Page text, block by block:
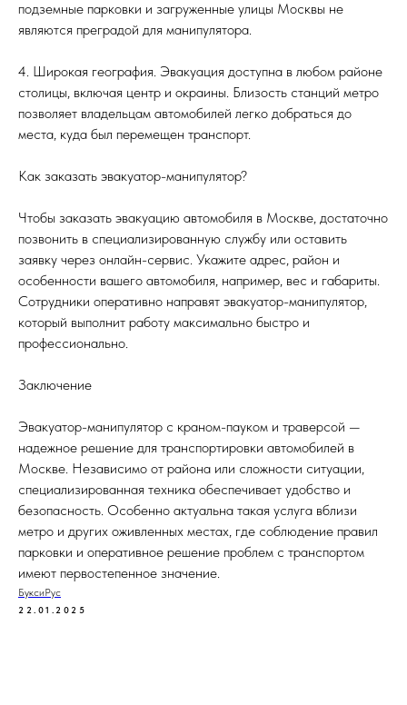
подземные парковки и загруженные улицы Москвы не
являются преградой для манипулятора.
4. Широкая география. Эвакуация доступна в любом районе
столицы, включая центр и окраины. Близость станций метро
позволяет владельцам автомобилей легко добраться до
места, куда был перемещен транспорт.
Как заказать эвакуатор-манипулятор?
Чтобы заказать эвакуацию автомобиля в Москве, достаточно
позвонить в специализированную службу или оставить
заявку через онлайн-сервис. Укажите адрес, район и
особенности вашего автомобиля, например, вес и габариты.
Сотрудники оперативно направят эвакуатор-манипулятор,
который выполнит работу максимально быстро и
профессионально.
Заключение
Эвакуатор-манипулятор с краном-пауком и траверсой —
надежное решение для транспортировки автомобилей в
Москве. Независимо от района или сложности ситуации,
специализированная техника обеспечивает удобство и
безопасность. Особенно актуальна такая услуга вблизи
метро и других оживленных местах, где соблюдение правил
парковки и оперативное решение проблем с транспортом
имеют первостепенное значение.
БуксиРус
22.01.2025